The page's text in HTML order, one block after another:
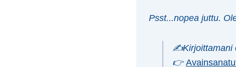
Psst...nopea juttu.
✍️Kirjoittamani
👉